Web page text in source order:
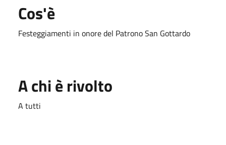
Cos'è
Festeggiamenti in onore del Patrono San Gottardo
A chi è rivolto
A tutti